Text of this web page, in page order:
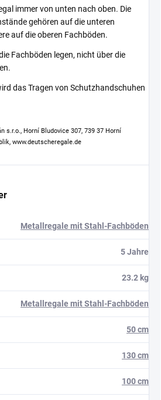
immer von unten nach oben. Die
gehören auf die unteren
auf die oberen Fachböden.
Fachböden legen, nicht über die
das Tragen von Schutzhandschuhen
s.r.o., Horní Bludovice 307, 739 37 Horní
www.deutscheregale.de
Metallregale mit Stahl-Fachböden
5 Jahre
23.2 kg
Metallregale mit Stahl-Fachböden
50 cm
130 cm
100 cm